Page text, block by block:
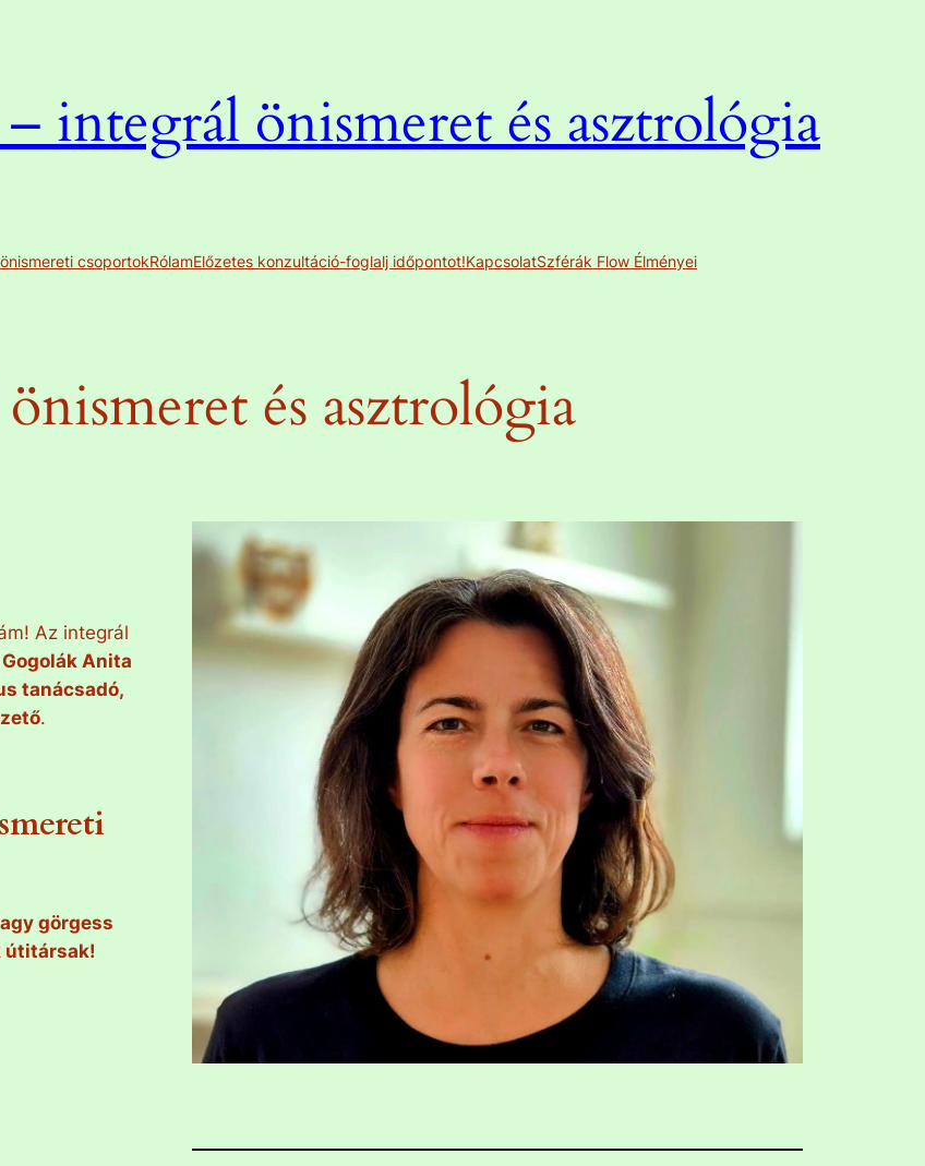
integrál önismeret és asztrológia
csoportokRólamElőzetes konzultáció-foglalj időpontot!KapcsolatSzférák Flow Élményei
és asztrológia
Az integrál
Gogolák Anita
tanácsadó,
.
görgess
útitársak!